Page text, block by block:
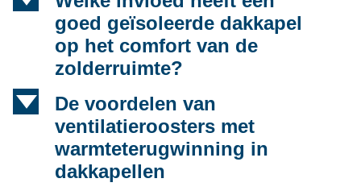
goed geïsoleerde dakkapel
op het comfort van de
zolderruimte?
d
De voordelen van
ventilatieroosters met
warmteterugwinning in
dakkapellen